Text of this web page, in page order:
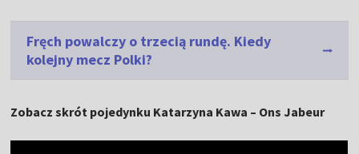
Fręch powalczy o trzecią rundę. Kiedy
kolejny mecz Polki?
Zobacz skrót pojedynku Katarzyna Kawa – Ons Jabeur